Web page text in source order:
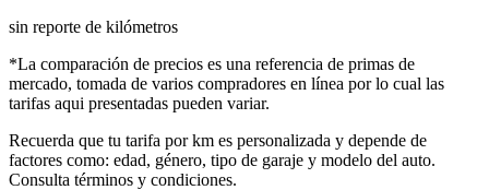
sin reporte de kilómetros
*La comparación de precios es una referencia de primas de
mercado, tomada de varios compradores en línea por lo cual las
tarifas aqui presentadas pueden variar.
Recuerda que tu tarifa por km es personalizada y depende de
factores como: edad, género, tipo de garaje y modelo del auto.
Consulta términos y condiciones.